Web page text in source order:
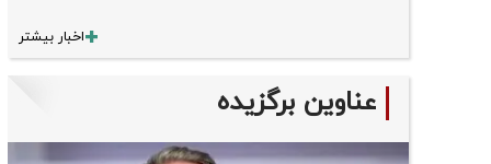
اخبار بیشتر
عناوین برگزیده